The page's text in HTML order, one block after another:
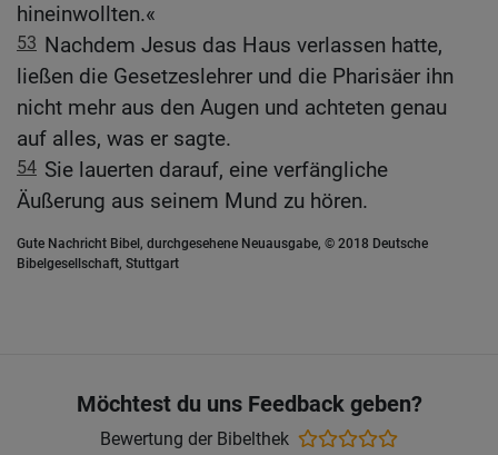
hineinwollten.«
53 Nachdem Jesus das Haus verlassen hatte,
ließen die Gesetzeslehrer und die Pharisäer ihn
nicht mehr aus den Augen und achteten genau
auf alles, was er sagte.
54 Sie lauerten darauf, eine verfängliche
Äußerung aus seinem Mund zu hören.
Gute Nachricht Bibel, durchgesehene Neuausgabe, © 2018 Deutsche
Bibelgesellschaft, Stuttgart
Möchtest du uns Feedback geben?
Bewertung der Bibelthek